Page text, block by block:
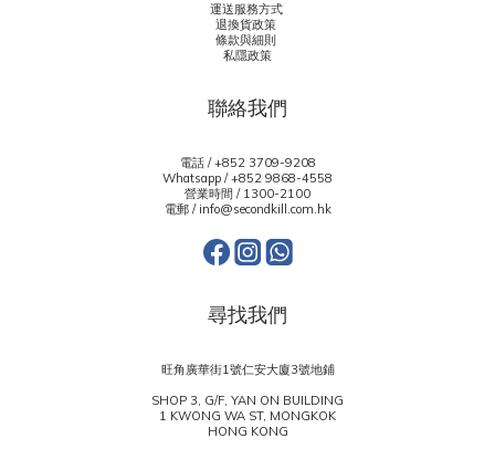
運送服務方式
退換貨政策
條款與細則
私隱政策
聯絡我們
電話 / +852 3709-9208
Whatsapp /+852 9868-4558
營業時間 / 1300-2100
電郵 / info@secondkill.com.hk
尋找我們
旺角廣華街1號仁安大廈3號地鋪
SHOP 3, G/F, YAN ON BUILDING
1 KWONG WA ST, MONGKOK
HONG KONG